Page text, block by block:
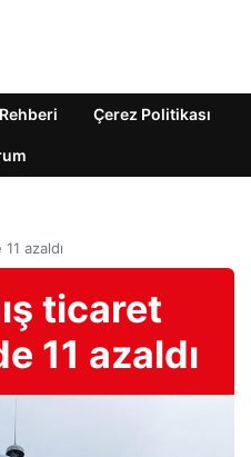
Çerez Politikası
azaldı
ticaret
11 azaldı